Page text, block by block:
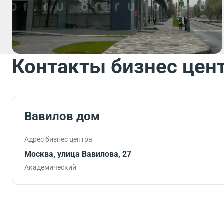
Контакты бизнес
Вавилов дом
Адрес бизнес центра
Москва, улица Вавилова, 27
Академический